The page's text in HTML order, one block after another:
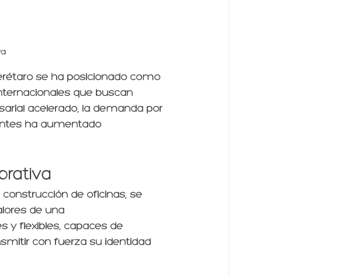
se ha posicionado como
que buscan
acelerado, la demanda por
ha aumentado
de oficinas; se
de una
y flexibles, capaces de
con fuerza su identidad